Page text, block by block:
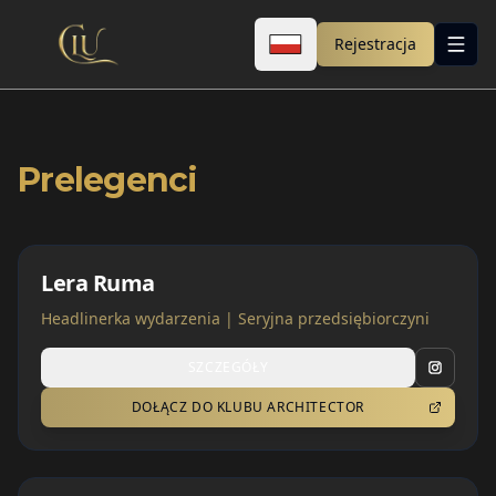
Rejestracja
Prelegenci
Lera Ruma
Headlinerka wydarzenia | Seryjna przedsiębiorczyni
DOŁĄCZ DO KLUBU ARCHITECTOR